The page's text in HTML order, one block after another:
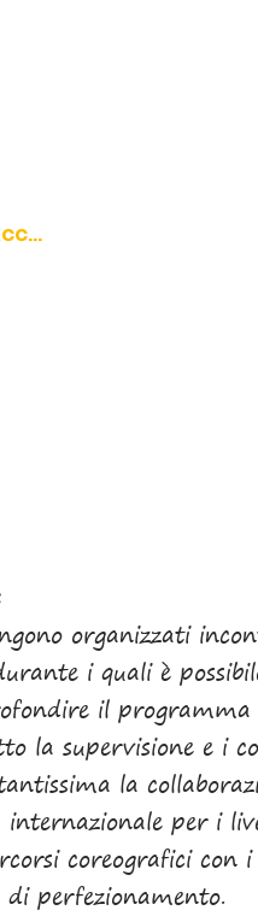
organizzati
i quali è
il programma
la supervisione e i
la
per i
coreografici con i
perfezionamento.